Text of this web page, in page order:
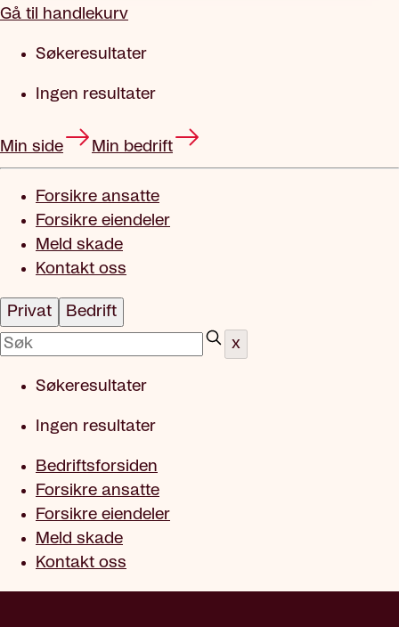
Gå til handlekurv
Søkeresultater
Ingen resultater
Min side Min bedrift
Forsikre ansatte
Forsikre eiendeler
Meld skade
Kontakt oss
Privat
Bedrift
x
Søkeresultater
Ingen resultater
Bedriftsforsiden
Forsikre ansatte
Forsikre eiendeler
Meld skade
Kontakt oss